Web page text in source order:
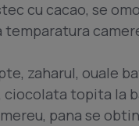
cu cacao, se
zaharul, ouale
topita la
pana se